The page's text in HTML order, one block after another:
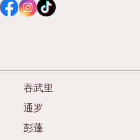
吞武里
通罗
彭蓬